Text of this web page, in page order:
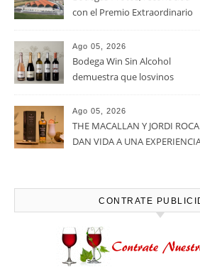
millones de kilos de uva más
Noites Méndez-Rojo despide el
verano por todo lo alto entre
viñedos, vino y mucho humor
Bodegas Protos, reconocida
con el Premio Extraordinario
Alimentos de España 2026 por
demuestra que losvinos
desalcoholizados de alta
en el viñedo
Ago 05, 2026
THE MACALLAN Y JORDI ROCA
DAN VIDA A UNA EXPERIENCIA